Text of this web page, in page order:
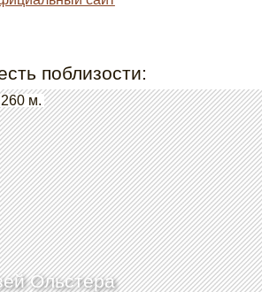
поблизости:
Ольстера
м.